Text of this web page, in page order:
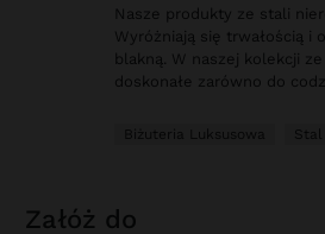
Nasze produkty ze stali
Wyróżniają się trwałością i
blakną. W naszej kolekcji
doskonałe zarówno do
Biżuteria Luksusowa Stal
załóż do